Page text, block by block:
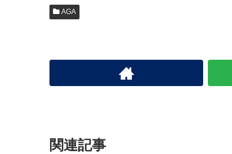
AGA
関連記事